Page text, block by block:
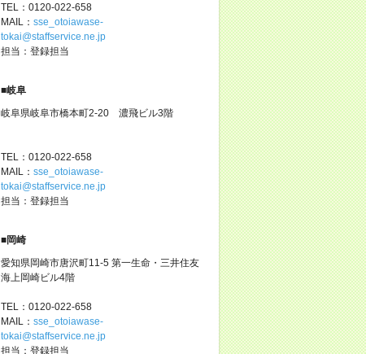
TEL：0120-022-658
MAIL： sse_otoiawase-
tokai@staffservice.ne.jp
担当：登録担当
■岐阜
岐阜県岐阜市橋本町2-20 濃飛ビル3階
TEL：0120-022-658
MAIL： sse_otoiawase-
tokai@staffservice.ne.jp
担当：登録担当
■岡崎
愛知県岡崎市唐沢町11-5 第一生命・三井住友
海上岡崎ビル4階
TEL：0120-022-658
MAIL： sse_otoiawase-
tokai@staffservice.ne.jp
担当：登録担当